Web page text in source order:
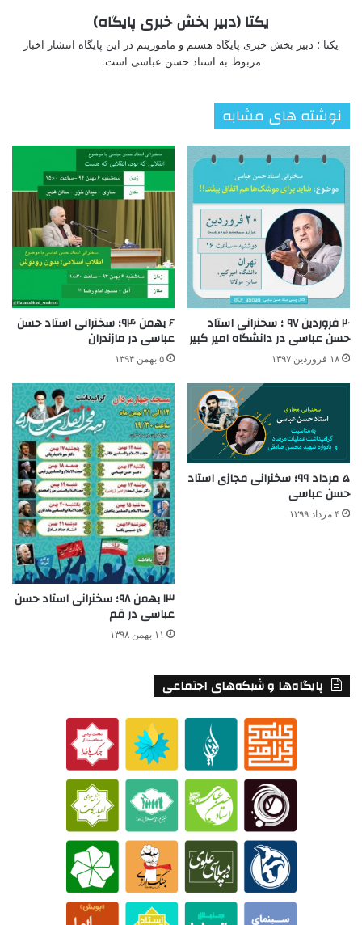
یکتا (دبیر بخش خبری پایگاه)
یکتا ؛ دبیر بخش خبری پایگاه هستم و ماموریتم در این پایگاه انتشار اخبار
مربوط به استاد حسن عباسی است.
نوشته های مشابه
۲۰ فروردین ۹۷ ؛ سخنرانی استاد
حسن عباسی در دانشگاه امیر کبیر
۱۸ فروردین ۱۳۹۷
۶ بهمن ۹۴؛ سخنرانی استاد حسن
عباسی در مازندران
۵ بهمن ۱۳۹۴
۵ مرداد ۹۹؛ سخنرانی مجازی استاد
حسن عباسی
۴ مرداد ۱۳۹۹
۱۳ بهمن ۹۸؛ سخنرانی استاد حسن
عباسی در قم
۱۱ بهمن ۱۳۹۸
پایگاه‌ها و شبکه‌های اجتماعی